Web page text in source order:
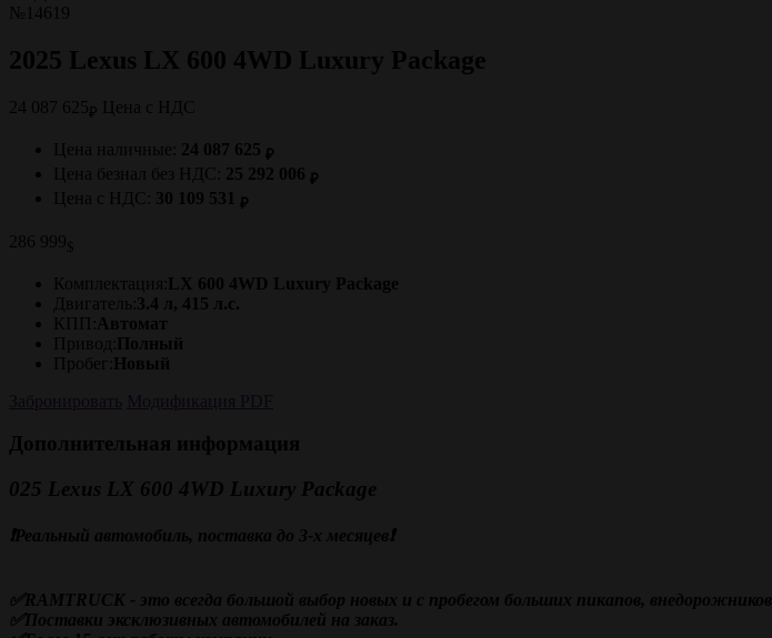
№14619
2025 Lexus LX 600 4WD Luxury Package
24 087 625 ₽ Цена с НДС
Цена наличные: 24 087 625 ₽
Цена безнал без НДС: 25 292 006 ₽
Цена с НДС: 30 109 531 ₽
286 999 $
Комплектация: LX 600 4WD Luxury Package
Двигатель:
3.4 л, 415 л.с.
КПП:
Автомат
Привод:
Полный
Пробег:
Новый
Дополнительная информация
025 Lexus LX 600 4WD Luxury Package
❗️Реальный автомобиль, поставка до 3-х месяцев❗️
✅RAMTRUCK - это всегда большой выбор новых и с пробегом больших пикапов,
✅Поставки эксклюзивных автомобилей на заказ.